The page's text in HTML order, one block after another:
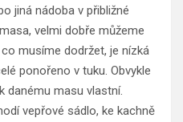
jiná nádoba v přibližné
velmi dobře můžeme
musíme dodržet, je nízká
ponořeno v tuku. Obvykle
danému masu vlastní.
vepřové sádlo, ke kachně